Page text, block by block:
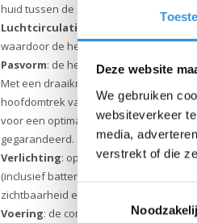
Deze website
We gebruiken
websiteverkeer
media,
verstrekt of die
huid tussen de sluiting komen.
Luchtcirculatie
: de acht
waardoor de helm comfortabel blijft
Pasvorm: de helm is voorzien van een
Met een draaiknopmechanisme pas je
hoofdomtrek van je kind. De
voor een optimale pasvorm onder de
gegarandeerd.
Verlichting: op de achterzijde van de
(inclusief batterijen) met verschillende
zichtbaarheid en veiligheid in situaties
Voering: de comfortabele polyester